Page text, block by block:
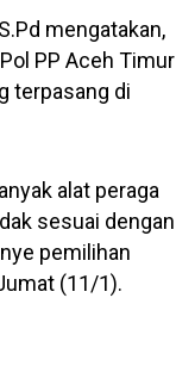
mengatakan,
PP Aceh Timur
terpasang di
alat peraga
sesuai dengan
pemilihan
(11/1).